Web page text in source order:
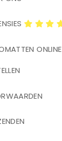
ONLINE